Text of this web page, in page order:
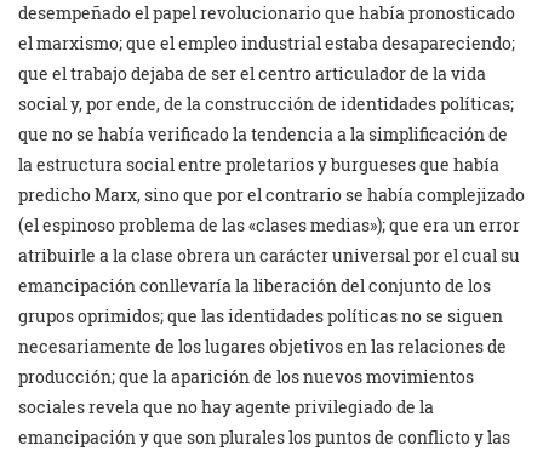
desempeñado el papel revolucionario que había pronosticado
el marxismo; que el empleo industrial estaba desapareciendo;
que el trabajo dejaba de ser el centro articulador de la vida
social y, por ende, de la construcción de identidades políticas;
que no se había verificado la tendencia a la simplificación de
la estructura social entre proletarios y burgueses que había
predicho Marx, sino que por el contrario se había complejizado
(el espinoso problema de las «clases medias»); que era un error
atribuirle a la clase obrera un carácter universal por el cual su
emancipación conllevaría la liberación del conjunto de los
grupos oprimidos; que las identidades políticas no se siguen
necesariamente de los lugares objetivos en las relaciones de
producción; que la aparición de los nuevos movimientos
sociales revela que no hay agente privilegiado de la
emancipación y que son plurales los puntos de conflicto y las